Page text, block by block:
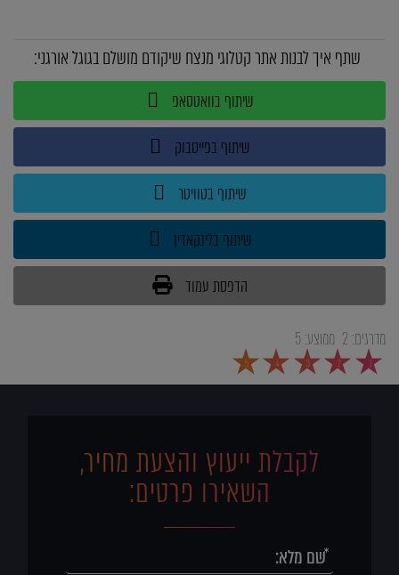
שתף איך לבנות אתר קטלוגי מנצח שיקודם מושלם בגוגל אורגני:
שיתוף בוואטסאפ
שיתוף בפייסבוק
שיתוף בטוויטר
שיתוף בלינקאדין
הדפסת עמוד
מדרגים: 2 ממוצע:5
1
2
3
4
5
לקבלת ייעוץ והצעת מחיר,
השאירו פרטים: